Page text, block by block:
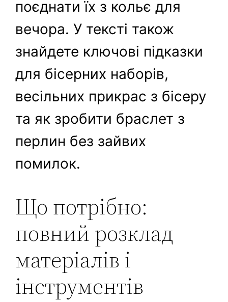
поєднати їх з кольє для
вечора. У тексті також
знайдете ключові підказки
для бісерних наборів,
весільних прикрас з бісеру
та як зробити браслет з
перлин без зайвих
помилок.
Що потрібно:
повний розклад
матеріалів і
інструментів